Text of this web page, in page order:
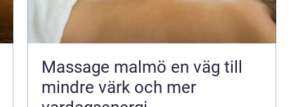
Massage malmö en väg till
mindre värk och mer